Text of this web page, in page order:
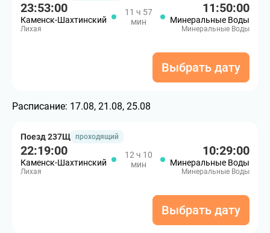
23:53:00
Каменск-Шахтинский
Лихая
11 ч 57
мин
11:50:00
Минеральные Воды
Минеральные Воды
Выбрать дату
Расписание: 17.08, 21.08, 25.08
Поезд 237Щ проходящий
22:19:00
Каменск-Шахтинский
Лихая
12 ч 10
мин
10:29:00
Минеральные Воды
Минеральные Воды
Выбрать дату